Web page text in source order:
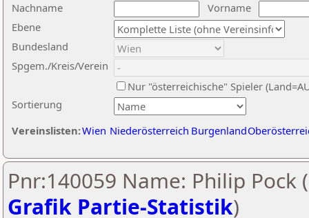
Nachname
Vorname
Ebene
Sortierung
Bundesland
Spgem./Kreis/Verein
Nur "österreichische" Spieler
Vereinslisten:Wien Niederösterreich Burgenland
Pnr:140059 Name: Philip Pock (
Grafik Partie-Statistik)